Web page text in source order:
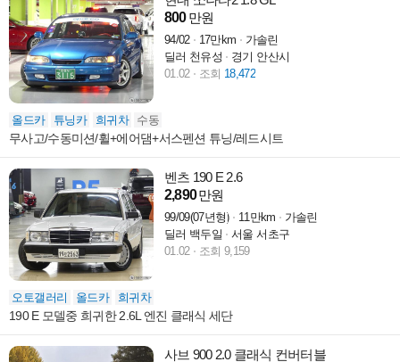
800만원
94/02 17만km
가솔린
딜러 천유성
경기 안산시
01.02
조회 18,472
올드카 튜닝카 희귀차 수동
무사고/수동미션/휠+에어댐+서스펜션 튜닝/레드시트
벤츠 190 E 2.6
2,890만원
99/09(07년형) 11만km
가솔린
딜러 백두일
서울 서초구
01.02
조회 9,159
오토갤러리 올드카 희귀차
190 E 모델중 희귀한 2.6L 엔진 클래식 세단
사브 900 2.0 클래식 컨버터블